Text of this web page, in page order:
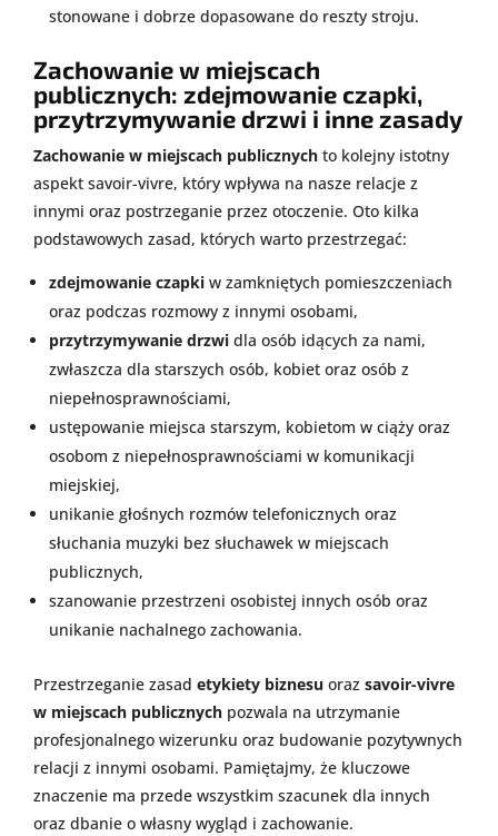
stonowane i dobrze dopasowane do reszty stroju.
Zachowanie w miejscach
publicznych: zdejmowanie czapki,
przytrzymywanie drzwi i inne zasady
Zachowanie w miejscach publicznych to kolejny istotny
aspekt savoir-vivre, który wpływa na nasze relacje z
innymi oraz postrzeganie przez otoczenie. Oto kilka
podstawowych zasad, których warto przestrzegać:
zdejmowanie czapki w zamkniętych pomieszczeniach
oraz podczas rozmowy z innymi osobami,
przytrzymywanie drzwi dla osób idących za nami,
zwłaszcza dla starszych osób, kobiet oraz osób z
niepełnosprawnościami,
ustępowanie miejsca starszym, kobietom w ciąży oraz
osobom z niepełnosprawnościami w komunikacji
miejskiej,
unikanie głośnych rozmów telefonicznych oraz
słuchania muzyki bez słuchawek w miejscach
publicznych,
szanowanie przestrzeni osobistej innych osób oraz
unikanie nachalnego zachowania.
Przestrzeganie zasad etykiety biznesu oraz savoir-vivre
w miejscach publicznych pozwala na utrzymanie
profesjonalnego wizerunku oraz budowanie pozytywnych
relacji z innymi osobami. Pamiętajmy, że kluczowe
znaczenie ma przede wszystkim szacunek dla innych
oraz dbanie o własny wygląd i zachowanie.